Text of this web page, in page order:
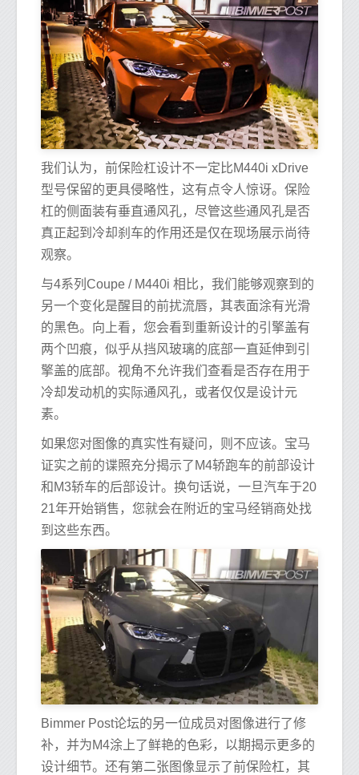
我们认为，前保险杠设计不一定比M440i xDrive
型号保留的更具侵略性，这有点令人惊讶。保险
杠的侧面装有垂直通风孔，尽管这些通风孔是否
真正起到冷却刹车的作用还是仅在现场展示尚待
观察。
与4系列Coupe / M440i 相比，我们能够观察到的
另一个变化是醒目的前扰流唇，其表面涂有光滑
的黑色。向上看，您会看到重新设计的引擎盖有
两个凹痕，似乎从挡风玻璃的底部一直延伸到引
擎盖的底部。视角不允许我们查看是否存在用于
冷却发动机的实际通风孔，或者仅仅是设计元
素。
如果您对图像的真实性有疑问，则不应该。宝马
证实之前的谍照充分揭示了M4轿跑车的前部设计
和M3轿车的后部设计。换句话说，一旦汽车于20
21年开始销售，您就会在附近的宝马经销商处找
到这些东西。
Bimmer Post论坛的另一位成员对图像进行了修
补，并为M4涂上了鲜艳的色彩，以期揭示更多的
设计细节。还有第二张图像显示了前保险杠，其